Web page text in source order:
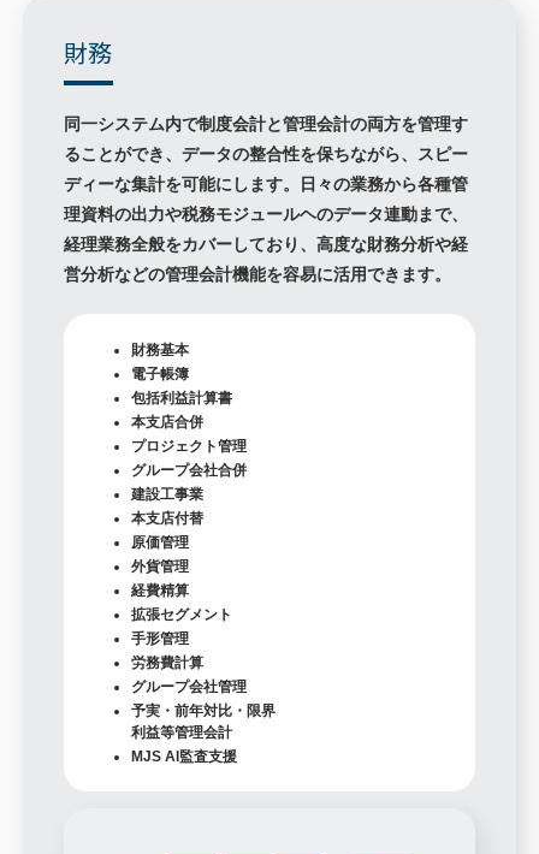
財務
同一システム内で制度会計と管理会計の両方を管理す
ることができ、データの整合性を保ちながら、スピー
ディーな集計を可能にします。日々の業務から各種管
理資料の出力や税務モジュールヘのデータ連動まで、
経理業務全般をカバーしており、高度な財務分析や経
営分析などの管理会計機能を容易に活用できます。
財務基本
電子帳簿
包括利益計算書
本支店合併
プロジェクト管理
グループ会社合併
建設工事業
本支店付替
原価管理
外貨管理
経費精算
拡張セグメント
手形管理
労務費計算
グループ会社管理
予実・前年対比・限界
利益等管理会計
MJS AI監査支援